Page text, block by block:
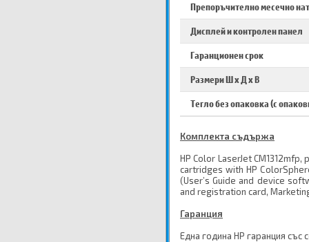
Препоръчително месечно
Дисплей и контролен панел
Гаранционен срок
Размери Ш х Д х В
Тегло без опаковка (с
Комплекта съдържа
HP Color LaserJet
cartridges with HP
(User’s Guide and device
and registration card,
Гаранция
Една година HP гаранция със